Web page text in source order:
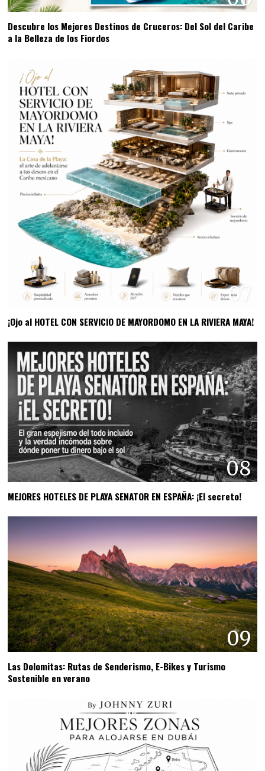
Descubre los Mejores Destinos de Cruceros: Del Sol del Caribe
a la Belleza de los Fiordos
07
¡Ojo al HOTEL CON SERVICIO DE MAYORDOMO EN LA RIVIERA MAYA!
08
MEJORES HOTELES DE PLAYA SENATOR EN ESPAÑA: ¡El secreto!
09
Las Dolomitas: Rutas de Senderismo, E-Bikes y Turismo
Sostenible en verano